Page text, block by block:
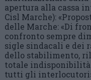
apertura alla cassa
Cisl Marche):
delle Marche: «Di
confronto sempre
sigle sindacali e dei
dello stabilimento,
totale indisponibilità
tutti gli